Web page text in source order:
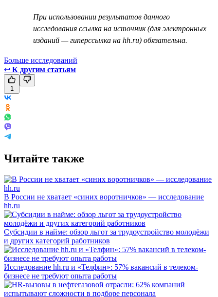
При использовании результатов данного
исследования ссылка на источник (для электронных
изданий — гиперссылка на hh.ru) обязательна.
Больше исследований
↩ К другим статьям
1
Читайте также
В России не хватает «синих воротничков» — исследование
hh.ru
Субсидии в найме: обзор льгот за трудоустройство молодёжи
и других категорий работников
Исследование hh.ru и «Телфин»: 57% вакансий в телеком-
бизнесе не требуют опыта работы